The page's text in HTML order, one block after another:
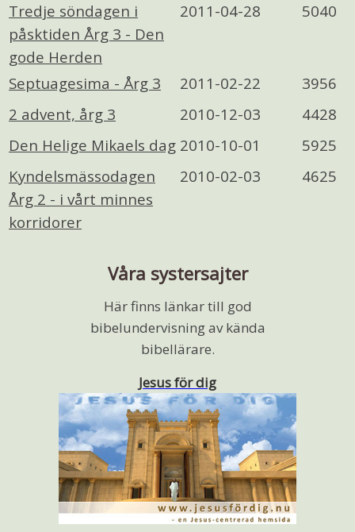
Tredje söndagen i
påsktiden Årg 3 - Den
gode Herden
2011-04-28 5040
Septuagesima - Årg 3 2011-02-22
3956
2 advent, årg 3
2010-12-03
4428
Den Helige Mikaels dag 2010-10-01
5925
Kyndelsmässodagen
Årg 2 - i vårt minnes
korridorer
2010-02-03 4625
Våra systersajter
Här finns länkar till god
bibelundervisning av kända
bibellärare.
Jesus för dig